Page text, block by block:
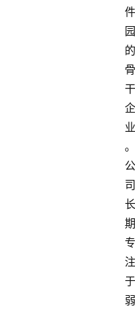
件
园
的
骨
干
企
业
。
公
司
长
期
专
注
于
弱